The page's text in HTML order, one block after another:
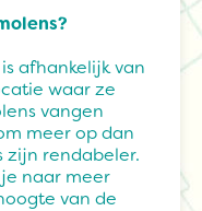
afhankelijk van
waar ze
vangen
meer op dan
zijn rendabeler.
naar meer
van de